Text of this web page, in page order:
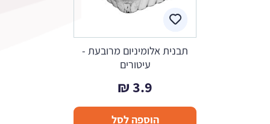
תבנית אלומיניום מרובעת -
עיטורים
3.9
₪
הוספה לסל